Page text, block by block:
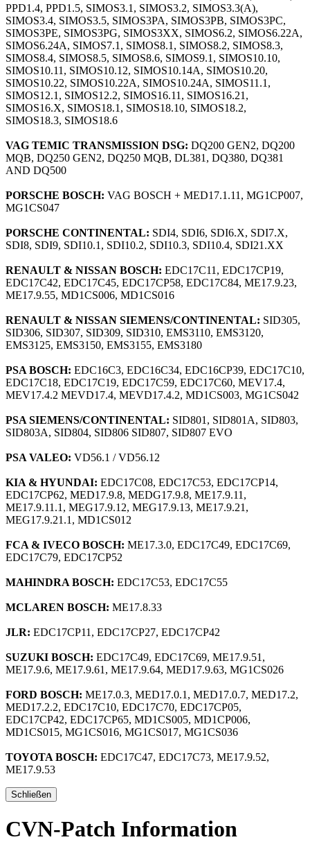
PPD1.4, PPD1.5, SIMOS3.1, SIMOS3.2, SIMOS3.3(A),
SIMOS3.4, SIMOS3.5, SIMOS3PA, SIMOS3PB, SIMOS3PC,
SIMOS3PE, SIMOS3PG, SIMOS3XX, SIMOS6.2, SIMOS6.22A,
SIMOS6.24A, SIMOS7.1, SIMOS8.1, SIMOS8.2, SIMOS8.3,
SIMOS8.4, SIMOS8.5, SIMOS8.6, SIMOS9.1, SIMOS10.10,
SIMOS10.11, SIMOS10.12, SIMOS10.14A, SIMOS10.20,
SIMOS10.22, SIMOS10.22A, SIMOS10.24A, SIMOS11.1,
SIMOS12.1, SIMOS12.2, SIMOS16.11, SIMOS16.21,
SIMOS16.X, SIMOS18.1, SIMOS18.10, SIMOS18.2,
SIMOS18.3, SIMOS18.6
VAG TEMIC TRANSMISSION DSG: DQ200 GEN2, DQ200
MQB, DQ250 GEN2, DQ250 MQB, DL381, DQ380, DQ381
AND DQ500
PORSCHE BOSCH: VAG BOSCH + MED17.1.11, MG1CP007,
MG1CS047
PORSCHE CONTINENTAL: SDI4, SDI6, SDI6.X, SDI7.X,
SDI8, SDI9, SDI10.1, SDI10.2, SDI10.3, SDI10.4, SDI21.XX
RENAULT & NISSAN BOSCH: EDC17C11, EDC17CP19,
EDC17C42, EDC17C45, EDC17CP58, EDC17C84, ME17.9.23,
ME17.9.55, MD1CS006, MD1CS016
RENAULT & NISSAN SIEMENS/CONTINENTAL: SID305,
SID306, SID307, SID309, SID310, EMS3110, EMS3120,
EMS3125, EMS3150, EMS3155, EMS3180
PSA BOSCH: EDC16C3, EDC16C34, EDC16CP39, EDC17C10,
EDC17C18, EDC17C19, EDC17C59, EDC17C60, MEV17.4,
MEV17.4.2 MEVD17.4, MEVD17.4.2, MD1CS003, MG1CS042
PSA SIEMENS/CONTINENTAL: SID801, SID801A, SID803,
SID803A, SID804, SID806 SID807, SID807 EVO
PSA VALEO: VD56.1 / VD56.12
KIA & HYUNDAI: EDC17C08, EDC17C53, EDC17CP14,
EDC17CP62, MED17.9.8, MEDG17.9.8, ME17.9.11,
ME17.9.11.1, MEG17.9.12, MEG17.9.13, ME17.9.21,
MEG17.9.21.1, MD1CS012
FCA & IVECO BOSCH: ME17.3.0, EDC17C49, EDC17C69,
EDC17C79, EDC17CP52
MAHINDRA BOSCH: EDC17C53, EDC17C55
MCLAREN BOSCH: ME17.8.33
JLR: EDC17CP11, EDC17CP27, EDC17CP42
SUZUKI BOSCH: EDC17C49, EDC17C69, ME17.9.51,
ME17.9.6, ME17.9.61, ME17.9.64, MED17.9.63, MG1CS026
FORD BOSCH: ME17.0.3, MED17.0.1, MED17.0.7, MED17.2,
MED17.2.2, EDC17C10, EDC17C70, EDC17CP05,
EDC17CP42, EDC17CP65, MD1CS005, MD1CP006,
MD1CS015, MG1CS016, MG1CS017, MG1CS036
TOYOTA BOSCH: EDC17C47, EDC17C73, ME17.9.52,
ME17.9.53
Schließen
CVN-Patch Information